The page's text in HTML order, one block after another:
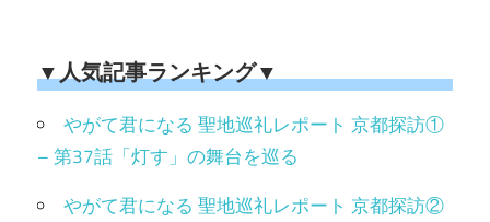
▼人気記事ランキング▼
やがて君になる 聖地巡礼レポート 京都探訪①
– 第37話「灯す」の舞台を巡る
やがて君になる 聖地巡礼レポート 京都探訪②